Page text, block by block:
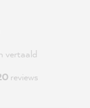
vertaald
reviews